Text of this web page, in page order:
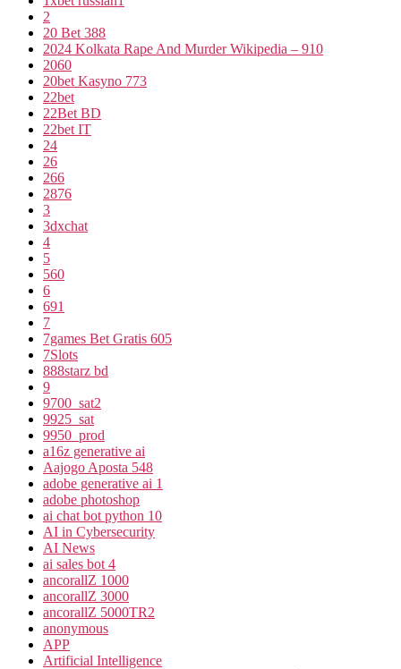
2
20 Bet 388
2024 Kolkata Rape And Murder Wikipedia – 910
2060
20bet Kasyno 773
22bet
22Bet BD
22bet IT
24
26
266
2876
3
3dxchat
4
5
560
6
691
7
7games Bet Gratis 605
7Slots
888starz bd
9
9700_sat2
9925_sat
9950_prod
a16z generative ai
Aajogo Aposta 548
adobe generative ai 1
adobe photoshop
ai chat bot python 10
AI in Cybersecurity
AI News
ai sales bot 4
ancorallZ 1000
ancorallZ 3000
ancorallZ 5000TR2
anonymous
APP
Artificial Intelligence